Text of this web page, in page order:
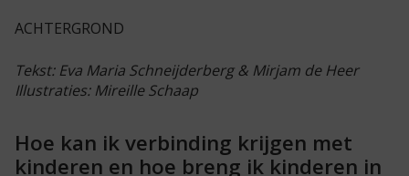
ACHTERGROND
Tekst: Eva Maria Schneijderberg & Mirjam de Heer
Illustraties: Mireille Schaap
Hoe kan ik verbinding krijgen met
kinderen en hoe breng ik kinderen in